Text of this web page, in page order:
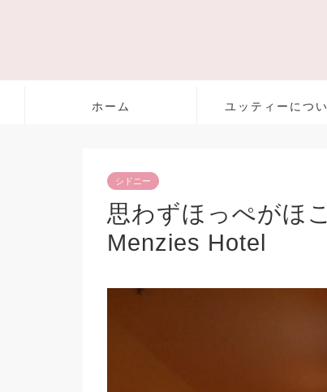
ホーム ユッティーにつ
シドニー
思わずほっぺがほ
Menzies Hotel